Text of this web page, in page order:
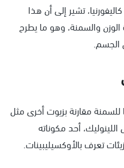
تشير إلى أن هذا
والسمنة، وهو ما يطرح
الجسم.
للسمنة مقارنة بزيوت أخرى مثل
أحد مكوناته
تعرف بالأوكسيليبينات.